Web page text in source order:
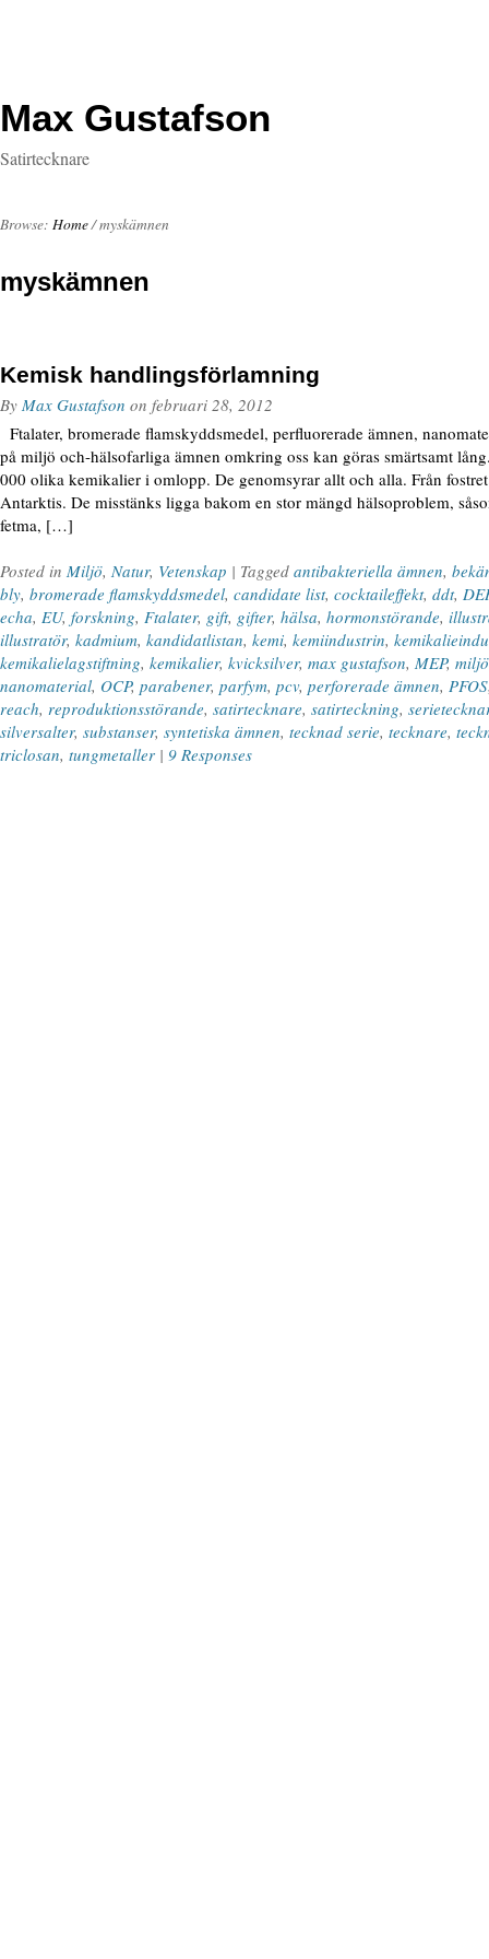
Max Gustafson
Satirtecknare
Browse: Home/myskämnen
myskämnen
Kemisk handlingsförlamning
By Max Gustafson on februari 28, 2012
Ftalater, bromerade flamskyddsmedel, perfluorerade ämnen,
på miljö och-hälsofarliga ämnen omkring oss kan göras smärtsamt
000 olika kemikalier i omlopp. De genomsyrar allt och alla. Från
Antarktis. De misstänks ligga bakom en stor mängd hälsoproblem,
fetma, […]
Posted in Miljö, Natur, Vetenskap | Tagged antibakteriella ämnen,
bly, bromerade flamskyddsmedel, candidate list, cocktaileffekt, ddt,
echa, EU, forskning, Ftalater, gift, gifter, hälsa, hormonstörande,
illustratör, kadmium, kandidatlistan, kemi, kemiindustrin,
kemikalielagstiftning, kemikalier, kvicksilver, max gustafson, MEP, miljö
nanomaterial, OCP, parabener, parfym, pcv, perforerade ämnen, PFOS
reach, reproduktionsstörande, satirtecknare, satirteckning,
silversalter, substanser, syntetiska ämnen, tecknad serie, tecknare,
triclosan, tungmetaller | 9 Responses